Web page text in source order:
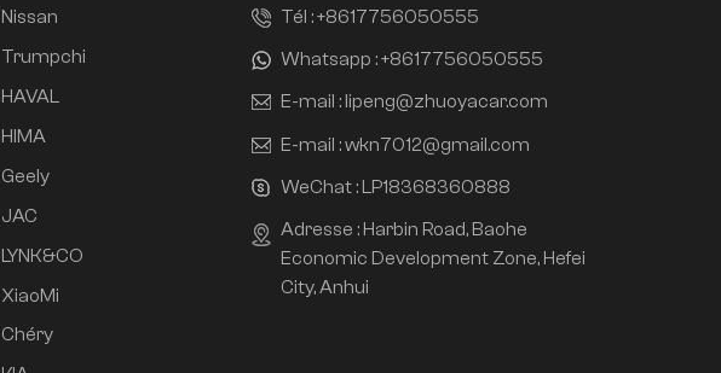
Nissan
Trumpchi
HAVAL
HIMA
Geely
JAC
LYNK&CO
XiaoMi
Chéry
Tél :+8617756050555
Whatsapp :+8617756050555
E-mail : lipeng@zhuoyacar.com
E-mail :wkn7012@gmail.com
WeChat : LP18368360888
Adresse : Harbin Road, Baohe
Economic Development Zone, Hefei
City, Anhui